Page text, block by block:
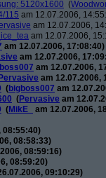
5120x1600 (
115 am 12.07.2006,
am 12.07.2006,
am 12.07.2006,
am 12.07.2006, 17:08:40)
am 12.07.2006,
am 12.07.2006,
Pervasive am 12.07.2006,
(bigboss007 am
(Pervasive am
(MikE_
am 12.07.2006,
08:55:40)
08:58:33)
08:59:16)
08:59:20)
09:10:29)